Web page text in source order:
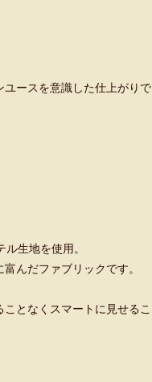
ースを意識した仕上がりで
生地を使用。
んだファブリックです。
となくスマートに見せるこ